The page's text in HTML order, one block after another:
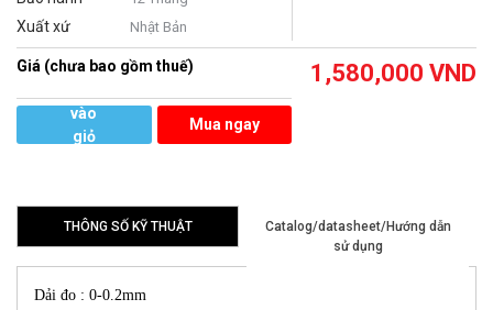
Xuất xứ Nhật Bản
Giá (chưa bao gồm thuế) 1,580,000 VND
vào
giỏ
Mua ngay
THÔNG SỐ KỸ THUẬT
Catalog/datasheet/Hướng dẫn
sử dụng
Dải đo : 0-0.2mm